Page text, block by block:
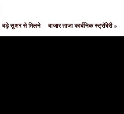
बड़े सुअर से मिलने बाजार ताजा कार्बनिक स्ट्रॉबेरी»